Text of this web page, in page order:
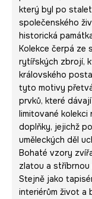
který byl po
společenského
historická
Kolekce čerpá ze
rytířských zbrojí,
královského
tyto motivy
prvků, které
limitované kolekci
doplňky, jejichž
uměleckých děl
Bohaté vzory
zlatou a stříbrnou
Stejně jako
interiérům život a